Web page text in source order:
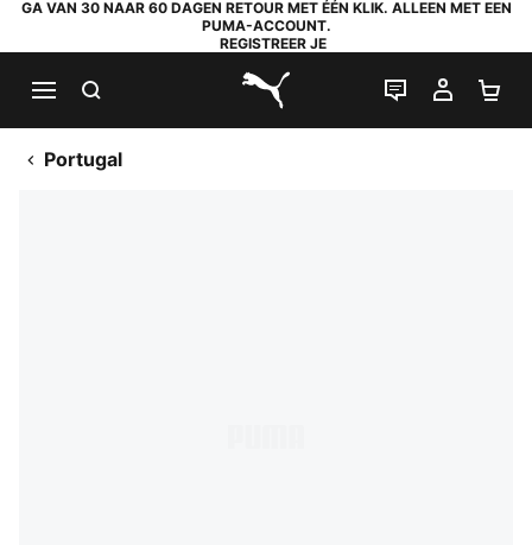
GA VAN 30 NAAR 60 DAGEN RETOUR MET ÉÉN KLIK. ALLEEN MET EEN
PUMA-ACCOUNT.
REGISTREER JE
PUMA.com
LIVE CHAT
MIJN
Portugal